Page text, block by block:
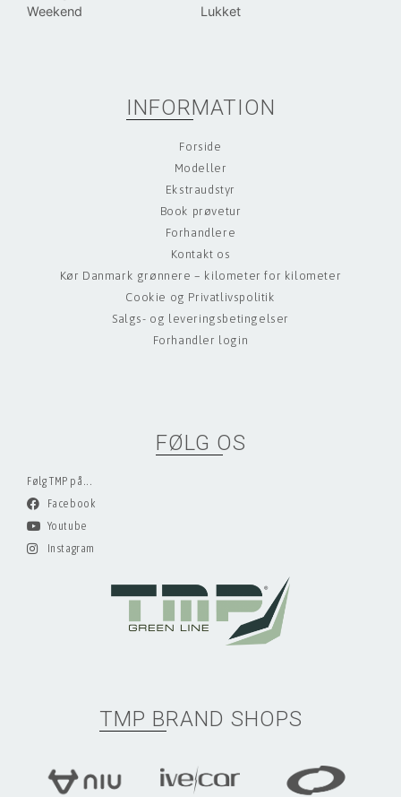
Weekend
Lukket
INFORMATION
Forside
Modeller
Ekstraudstyr
Book prøvetur
Forhandlere
Kontakt os
Kør Danmark grønnere – kilometer for kilometer
Cookie og Privatlivspolitik
Salgs- og leveringsbetingelser
Forhandler login
FØLG OS
Følg TMP på...
Facebook
Youtube
Instagram
TMP BRAND SHOPS